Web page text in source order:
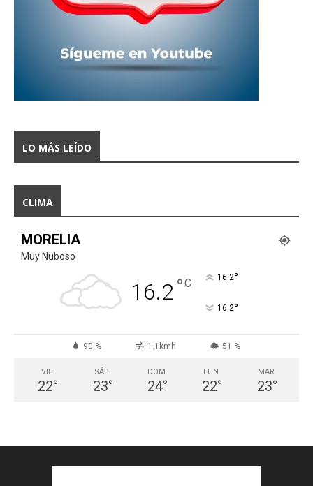
LO MÁS LEÍDO
CLIMA
MORELIA
Muy Nuboso
16.2°C 16.2°
16.2°
90 % 1.1kmh 51 %
VIE
22°
SÁB
23°
DOM
24°
LUN
22°
MAR
23°